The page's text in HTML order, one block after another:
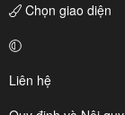
Chọn giao diện
Liên hệ